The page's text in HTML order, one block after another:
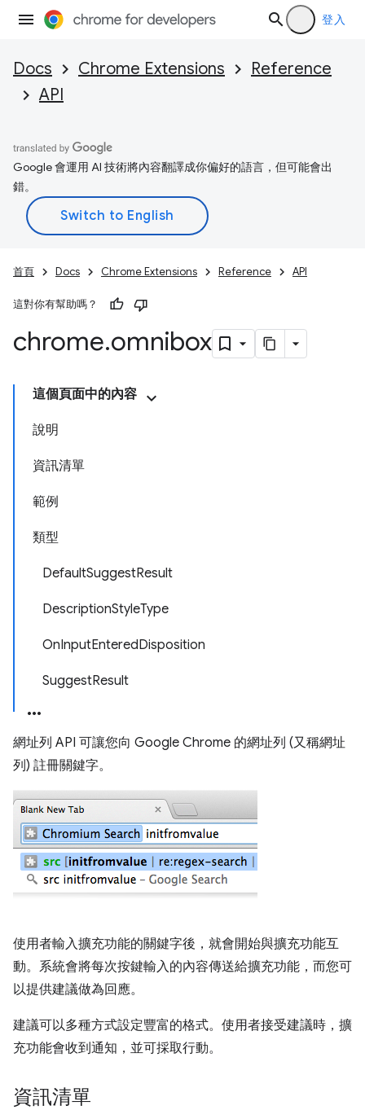
登入
Docs Chrome Extensions
Reference
API
Google 會運用 AI 技術將內容翻譯成你偏好的語言，但可能會出
錯。
首頁 Docs Chrome Extensions Reference API
這對你有幫助嗎？
chrome.omnibox
這個頁面中的內容
說明
資訊清單
範例
類型
DefaultSuggestResult
DescriptionStyleType
OnInputEnteredDisposition
SuggestResult
網址列 API 可讓您向 Google Chrome 的網址列 (又稱網址
列) 註冊關鍵字。
使用者輸入擴充功能的關鍵字後，就會開始與擴充功能互
動。系統會將每次按鍵輸入的內容傳送給擴充功能，而您可
以提供建議做為回應。
建議可以多種方式設定豐富的格式。使用者接受建議時，擴
充功能會收到通知，並可採取行動。
資訊清單